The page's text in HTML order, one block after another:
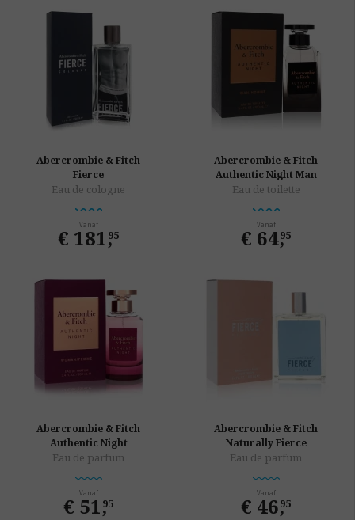
Abercrombie & Fitch
Fierce
Eau de cologne
Vanaf
€ 181,
95
Abercrombie & Fitch
Authentic Night Man
Eau de toilette
Vanaf
€ 64,
95
Abercrombie & Fitch
Authentic Night
Eau de parfum
Vanaf
€ 51,
95
Abercrombie & Fitch
Naturally Fierce
Eau de parfum
Vanaf
€ 46,
95